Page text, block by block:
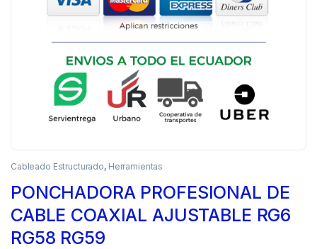
Cableado Estructurado, Herramientas
PONCHADORA PROFESIONAL DE
CABLE COAXIAL AJUSTABLE RG6
RG58 RG59